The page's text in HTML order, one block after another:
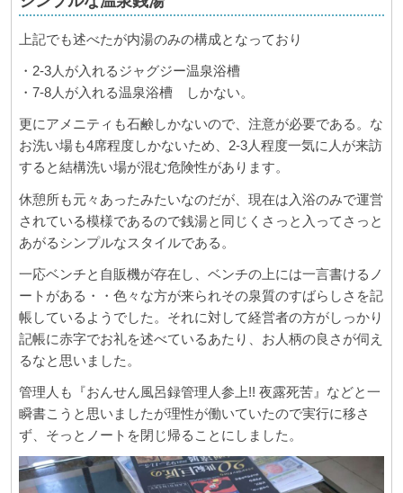
上記でも述べたが内湯のみの構成となっており
・2-3人が入れるジャグジー温泉浴槽
・7-8人が入れる温泉浴槽 しかない。
更にアメニティも石鹸しかないので、注意が必要である。な
お洗い場も4席程度しかないため、2-3人程度一気に人が来訪
すると結構洗い場が混む危険性があります。
休憩所も元々あったみたいなのだが、現在は入浴のみで運営
されている模様であるので銭湯と同じくさっと入ってさっと
あがるシンプルなスタイルである。
一応ベンチと自販機が存在し、ベンチの上には一言書けるノ
ートがある・・色々な方が来られその泉質のすばらしさを記
帳しているようでした。それに対して経営者の方がしっかり
記帳に赤字でお礼を述べているあたり、お人柄の良さが伺え
るなと思いました。
管理人も『おんせん風呂録管理人参上!! 夜露死苦』などと一
瞬書こうと思いましたが理性が働いていたので実行に移さ
ず、そっとノートを閉じ帰ることにしました。